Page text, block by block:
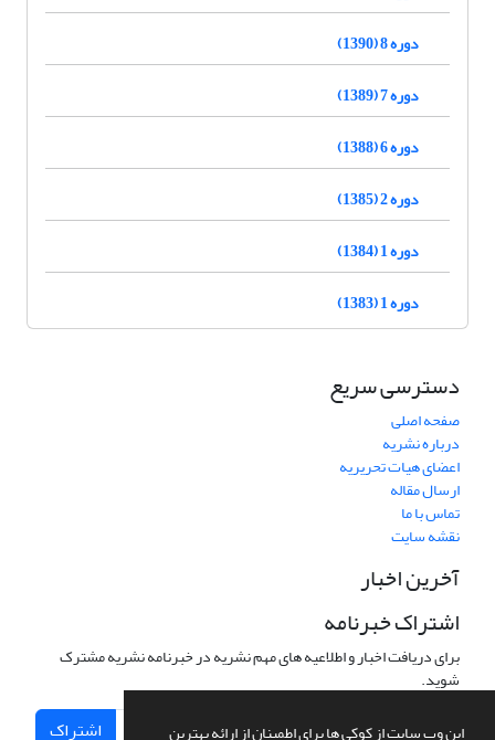
این وب سایت از کوکی ها برای اطمینان از ارائه بهترین
دوره 8 (1390)
دوره 7 (1389)
دوره 6 (1388)
دوره 2 (1385)
دوره 1 (1384)
دوره 1 (1383)
دسترسی سریع
صفحه اصلی
درباره نشریه
اعضای هیات تحریریه
ارسال مقاله
تماس با ما
نقشه سایت
آخرین اخبار
اشتراک خبرنامه
برای دریافت اخبار و اطلاعیه های مهم نشریه در خبرنامه نشریه مشترک
شوید.
اشتراک